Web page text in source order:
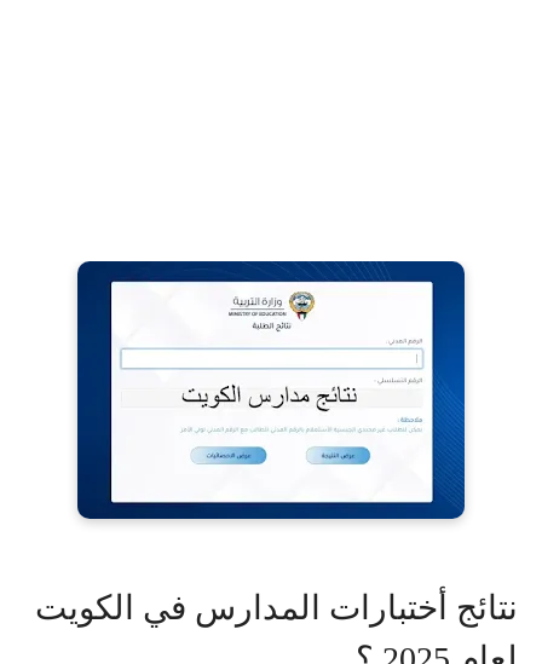
نتائج أختبارات المدارس في الكويت